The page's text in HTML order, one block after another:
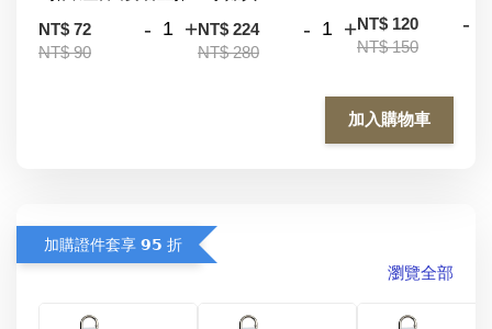
NT$ 72
NT$ 90
- +NT$ 224
NT$ 280
- +NT$ 120
NT$ 150
-
加入購物車
加購證件套享 𝟵𝟱 折
瀏覽全部